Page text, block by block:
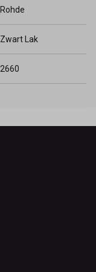
Rohde
Zwart Lak
2660